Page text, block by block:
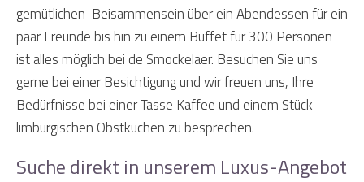
gemütlichen Beisammensein über ein Abendessen für ein
paar Freunde bis hin zu einem Buffet für 300 Personen
ist alles möglich bei de Smockelaer. Besuchen Sie uns
gerne bei einer Besichtigung und wir freuen uns, Ihre
Bedürfnisse bei einer Tasse Kaffee und einem Stück
limburgischen Obstkuchen zu besprechen.
Suche direkt in unserem Luxus-Angebot